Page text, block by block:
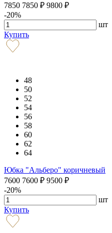
7850 7850 ₽ 9800 ₽
-20%
шт
Купить
48
50
52
54
56
58
60
62
64
Юбка "Альберо" коричневый
7600 7600 ₽ 9500 ₽
-20%
шт
Купить